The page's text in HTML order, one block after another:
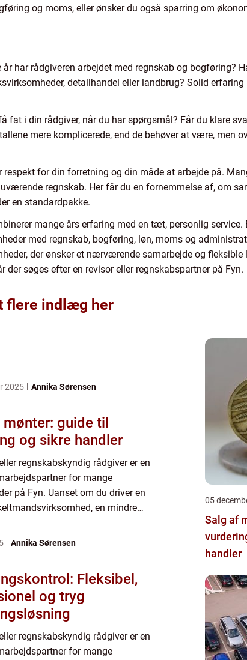
og moms, eller ønsker du også sparring om
har rådgiveren arbejdet med regnskab og bogføring?
detailhandel eller landbrug? Solid erfaring
fat i din rådgiver, når du har spørgsmål? Får du klare
mere komplicerede, end de behøver at være, men
for din forretning og din måde at arbejde på.
regnskab. Her får du en fornemmelse af, om
en standardpakke.
mange års erfaring med en tæt, personlig service.
med regnskab, bogføring, løn, moms og
der ønsker et nærværende samarbejde og fleksible
søges efter en revisor eller regnskabspartner på Fyn.
flere indlæg her
2025 Annika Sørensen
guide til
og sikre handler
regnskabskyndig rådgiver er en
for mange
på Fyn. Uanset om du driver en
en mindre
hjælp til regnsk...
Annika Sørensen
Fleksibel,
og tryg
regnskabskyndig rådgiver er en
for mange
05
Salg af
handler